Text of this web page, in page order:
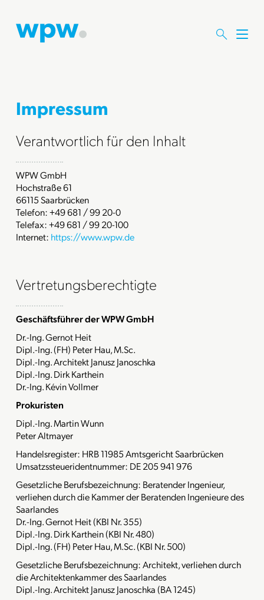
M
Impressum
Verantwortlich für den Inhalt
WPW GmbH
Hochstraße 61
66115 Saarbrücken
Telefon: +49 681 / 99 20-0
Telefax: +49 681 / 99 20-100
Internet: https://www.wpw.de
Vertretungsberechtigte
Geschäftsführer der WPW GmbH
Dr.-Ing. Gernot Heit
Dipl.-Ing. (FH) Peter Hau, M.Sc.
Dipl.-Ing. Architekt Janusz Janoschka
Dipl.-Ing. Dirk Karthein
Dr.-Ing. Kévin Vollmer
Prokuristen
Dipl.-Ing. Martin Wunn
Peter Altmayer
Handelsregister: HRB 11985 Amtsgericht Saarbrücken
Umsatzssteueridentnummer: DE 205 941 976
Gesetzliche Berufsbezeichnung: Beratender Ingenieur,
verliehen durch die Kammer der Beratenden Ingenieure des
Saarlandes
Dr.-Ing. Gernot Heit (KBI Nr. 355)
Dipl.-Ing. Dirk Karthein (KBI Nr. 480)
Dipl.-Ing. (FH) Peter Hau, M.Sc. (KBI Nr. 500)
Gesetzliche Berufsbezeichnung: Architekt, verliehen durch
die Architektenkammer des Saarlandes
Dipl.-Ing. Architekt Janusz Janoschka (BA 1245)